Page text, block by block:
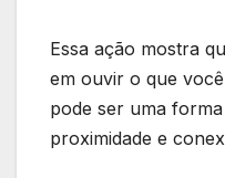
Essa ação mostra
em ouvir o que
pode ser uma
proximidade e